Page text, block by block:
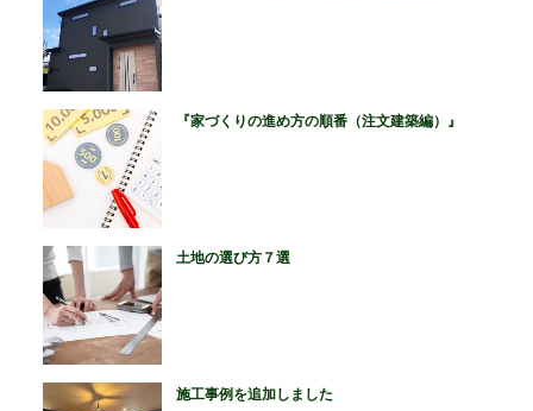
『家づくりの進め方の順番（注文建築編）』
土地の選び方７選
施工事例を追加しました